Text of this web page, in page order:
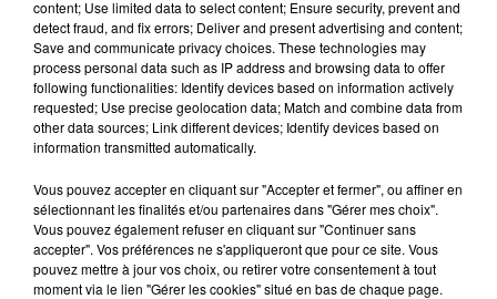
content; Use limited data to select content; Ensure security, prevent and
detect fraud, and fix errors; Deliver and present advertising and content;
Save and communicate privacy choices. These technologies may
process personal data such as IP address and browsing data to offer
following functionalities: Identify devices based on information actively
requested; Use precise geolocation data; Match and combine data from
other data sources; Link different devices; Identify devices based on
information transmitted automatically.
Vous pouvez accepter en cliquant sur "Accepter et fermer", ou affiner en
sélectionnant les finalités et/ou partenaires dans "Gérer mes choix".
Vous pouvez également refuser en cliquant sur "Continuer sans
accepter". Vos préférences ne s'appliqueront que pour ce site. Vous
pouvez mettre à jour vos choix, ou retirer votre consentement à tout
moment via le lien "Gérer les cookies" situé en bas de chaque page.